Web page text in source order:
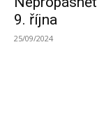
9. října
25/09/2024